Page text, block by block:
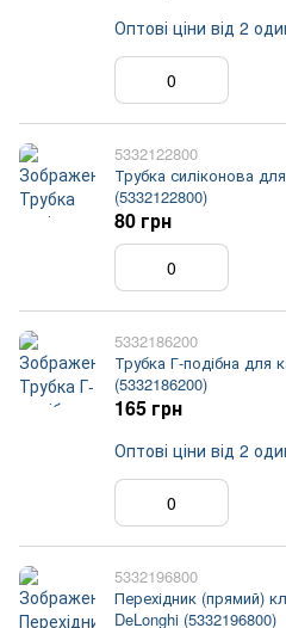
Оптові ціни від 2
5332122800
Трубка силіконова
(5332122800)
80 грн
5332186200
Трубка Г-подібна для
(5332186200)
165 грн
Оптові ціни від 2
5332196800
Перехідник (прямий)
DeLonghi (5332196800)